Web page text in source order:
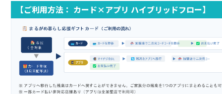
【ご利用方法： カード× アプリ ハイブリッドフロー】